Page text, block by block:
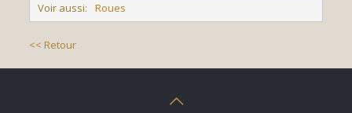
Voir aussi: Roues
<< Retour